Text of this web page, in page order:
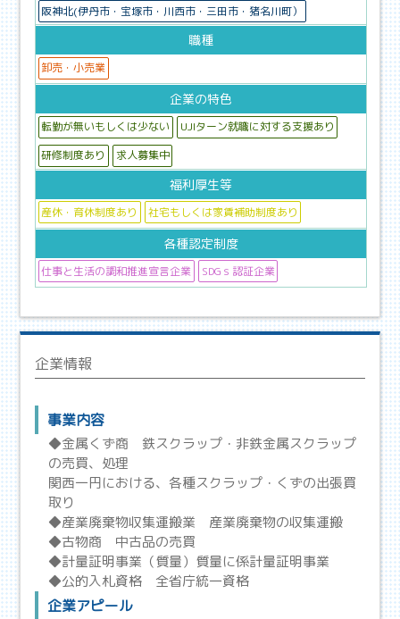
阪神北(伊丹市・宝塚市・川西市・三田市・猪名川町）
職種
卸売・小売業
企業の特色
転勤が無いもしくは少ない
UJIターン就職に対する支援あり
研修制度あり
求人募集中
福利厚生等
産休・育休制度あり 社宅もしくは家賃補助制度あり
各種認定制度
仕事と生活の調和推進宣言企業 SDGｓ認証企業
企業情報
事業内容
◆金属くず商 鉄スクラップ・非鉄金属スクラップ
の売買、処理
関西一円における、各種スクラップ・くずの出張買
取り
◆産業廃棄物収集運搬業 産業廃棄物の収集運搬
◆古物商 中古品の売買
◆計量証明事業（質量）質量に係計量証明事業
◆公的入札資格 全省庁統一資格
企業アピール